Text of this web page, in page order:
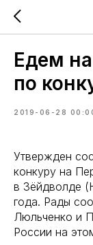
Едем
по
2019-06-28
Утвержден
конкуру на
в Зёйдволде
года. Рады
Люльченко и
России на